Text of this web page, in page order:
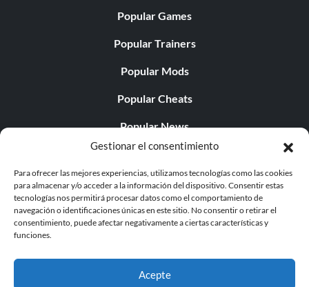
Gestionar el consentimiento
Para ofrecer las mejores experiencias, utilizamos tecnologías como las cookies
para almacenar y/o acceder a la información del dispositivo. Consentir estas
tecnologías nos permitirá procesar datos como el comportamiento de
navegación o identificaciones únicas en este sitio. No consentir o retirar el
consentimiento, puede afectar negativamente a ciertas características y
funciones.
Acepte
Popular Games
Popular Trainers
Popular Mods
Popular Cheats
Popular News
Popular Editorials
Popular Free Games
LATEST UPDATES